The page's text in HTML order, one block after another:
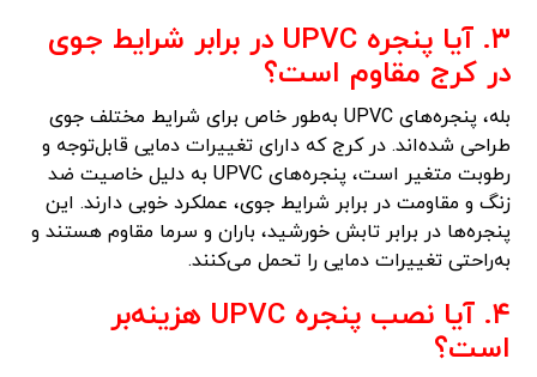
۳. آیا پنجره UPVC در برابر شرایط جوی
در کرج مقاوم است؟
بله، پنجره‌های UPVC به‌طور خاص برای شرایط مختلف جوی
طراحی شده‌اند. در کرج که دارای تغییرات دمایی قابل‌توجه و
رطوبت متغیر است، پنجره‌های UPVC به دلیل خاصیت ضد
زنگ و مقاومت در برابر شرایط جوی، عملکرد خوبی دارند. این
پنجره‌ها در برابر تابش خورشید، باران و سرما مقاوم هستند و
به‌راحتی تغییرات دمایی را تحمل می‌کنند.
۴. آیا نصب پنجره UPVC هزینه‌بر
است؟